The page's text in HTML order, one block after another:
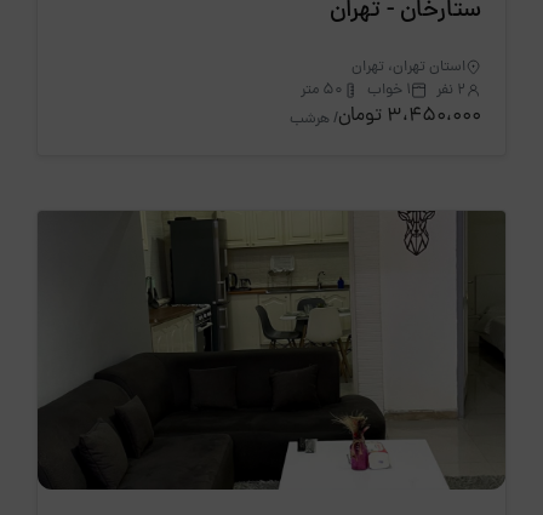
ستارخان - تهران
استان تهران، تهران
2 نفر
1 خواب 50 متر
3،450،000 تومان / هرشب